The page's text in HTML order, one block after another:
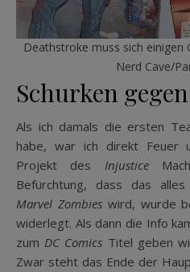
Deathstroke muss sich einigen
Nerd Cave/
Schurken
Als ich damals die ersten
habe, war ich direkt Feuer
Projekt des Injustice
Befürchtung, dass das
Marvel Zombieswird, wurde
widerlegt. Als dann die Info
zumDC Comics Titel geben
Zwar steht das Ende der